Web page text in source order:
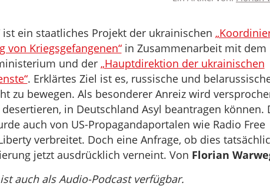
ist ein staatliches Projekt der ukrainischen
von Kriegsgefangenen“in Zusammenarbeit mit dem
und der „Hauptdirektion der ukrainischen
. Erklärtes Ziel ist es, russische und
zu bewegen. Als besonderer Anreiz wird
in Deutschland Asyl beantragen können.
auch von US-Propagandaportalen wie Radio Free
verbreitet. Doch eine Anfrage, ob dies
jetzt ausdrücklich verneint. Von Florian
auch als Audio-Podcast verfügbar.